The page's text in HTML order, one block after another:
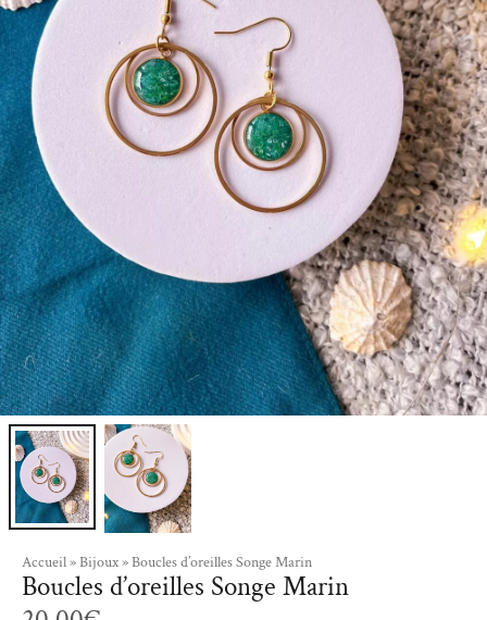
Accueil»Bijoux»Boucles d’oreilles Songe Marin
Boucles d’oreilles Songe Marin